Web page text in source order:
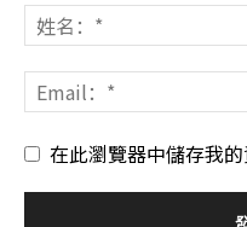
在此瀏覽器中儲存我